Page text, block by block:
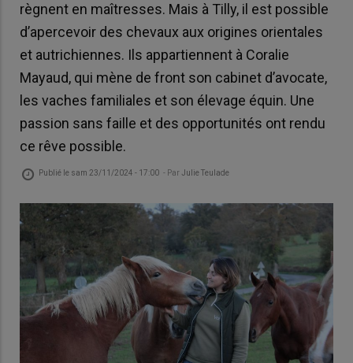
règnent en maîtresses. Mais à Tilly, il est possible
d’apercevoir des chevaux aux origines orientales
et autrichiennes. Ils appartiennent à Coralie
Mayaud, qui mène de front son cabinet d’avocate,
les vaches familiales et son élevage équin. Une
passion sans faille et des opportunités ont rendu
ce rêve possible.
Publié le sam 23/11/2024 - 17:00 - Par Julie Teulade